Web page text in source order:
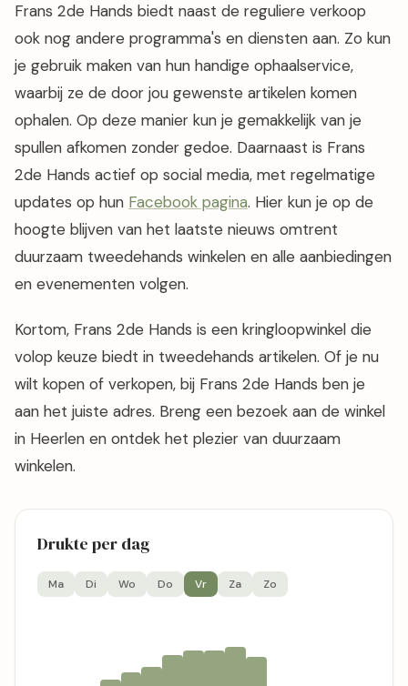
Frans 2de Hands biedt naast de reguliere verkoop
ook nog andere programma's en diensten aan. Zo kun
je gebruik maken van hun handige ophaalservice,
waarbij ze de door jou gewenste artikelen komen
ophalen. Op deze manier kun je gemakkelijk van je
spullen afkomen zonder gedoe. Daarnaast is Frans
2de Hands actief op social media, met regelmatige
updates op hun Facebook pagina. Hier kun je op de
hoogte blijven van het laatste nieuws omtrent
duurzaam tweedehands winkelen en alle aanbiedingen
en evenementen volgen.
Kortom, Frans 2de Hands is een kringloopwinkel die
volop keuze biedt in tweedehands artikelen. Of je nu
wilt kopen of verkopen, bij Frans 2de Hands ben je
aan het juiste adres. Breng een bezoek aan de winkel
in Heerlen en ontdek het plezier van duurzaam
winkelen.
Drukte per dag
Ma Di Wo Do Vr Za Zo